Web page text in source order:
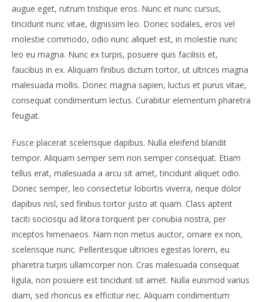
augue eget, rutrum tristique eros. Nunc et nunc cursus,
tincidunt nunc vitae, dignissim leo. Donec sodales, eros vel
molestie commodo, odio nunc aliquet est, in molestie nunc
leo eu magna. Nunc ex turpis, posuere quis facilisis et,
faucibus in ex. Aliquam finibus dictum tortor, ut ultrices magna
malesuada mollis. Donec magna sapien, luctus et purus vitae,
consequat condimentum lectus. Curabitur elementum pharetra
feugiat.
Fusce placerat scelerisque dapibus. Nulla eleifend blandit
tempor. Aliquam semper sem non semper consequat. Etiam
tellus erat, malesuada a arcu sit amet, tincidunt aliquet odio.
Donec semper, leo consectetur lobortis viverra, neque dolor
dapibus nisl, sed finibus tortor justo at quam. Class aptent
taciti sociosqu ad litora torquent per conubia nostra, per
inceptos himenaeos. Nam non metus auctor, ornare ex non,
scelerisque nunc. Pellentesque ultricies egestas lorem, eu
pharetra turpis ullamcorper non. Cras malesuada consequat
ligula, non posuere est tincidunt sit amet. Nulla euismod varius
diam, sed rhoncus ex efficitur nec. Aliquam condimentum